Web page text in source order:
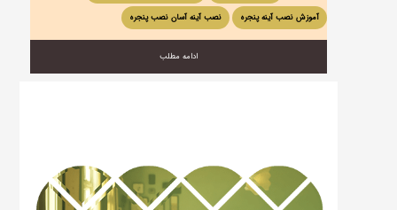
آموزش نصب آینه پنجره نصب آینه آسان نصب پنجره
ادامه مطلب